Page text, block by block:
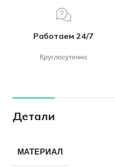
Работаем 24/7
Круглосуточно
Детали
МАТЕРИАЛ